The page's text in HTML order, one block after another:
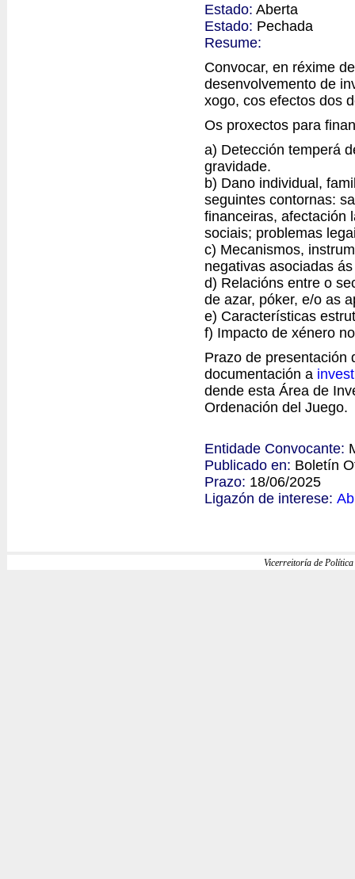
Estado: Aberta
Estado: Pechada
Resume:
Convocar, en réxime
desenvolvemento de
xogo, cos efectos dos
Os proxectos para
a) Detección temperá
gravidade.
b) Dano individual,
seguintes contornas:
financeiras, afectación
sociais; problemas
c) Mecanismos,
negativas asociadas
d) Relacións entre o
de azar, póker, e/o as
e) Características
f) Impacto de xénero
Prazo de
documentación a
dende esta Área de
Ordenación del Juego.
Entidade Convocante:
Publicado en: Boletín
Prazo: 18/06/2025
Ligazón de interese:
Vicerreitoría de